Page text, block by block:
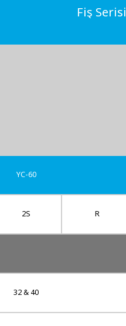
Fiş Serisi
YC-60
2S R
32 & 40